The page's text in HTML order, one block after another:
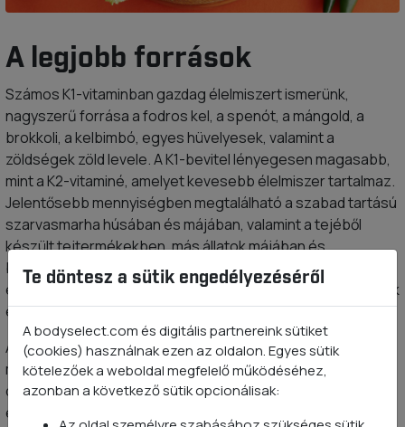
A legjobb források
Számos K1-vitaminban gazdag élelmiszert ismerünk,
nagyszerű forrása a fodros kel, a spenót, a mángold, a
brokkoli, a kelbimbó, egyes hüvelyesek, valamint a
zöldségek zöld levele. A K1-bevitel lényegesen magasabb,
mint a K2-vitaminé, amelyet kevesebb élelmiszer tartalmaz.
Jelentősebb mennyiségben megtalálható a szabad tartású
szarvasmarha húsában és májában, valamint a tejéből
készült tejtermékekben, más állatok májában és
belsőségeiben, a tojásban, továbbá a fermentált
élelmiszerekben – savanyú káposzta, fermentált zöldségek
és szójabab, miso.
A K2-vitamin napi ajánlott mennyisége 120 mg, amelyet mint
más, a szervezet számára kis mennyiségben szükséges,
de nélkülözhetetlenvitaminokat és ásványi anyagokat
elsősorban természetes forrásból javasolt pótolni. Ha nem
Te döntesz a sütik engedélyezéséről
A bodyselect.com és digitális partnereink sütiket
(cookies) használnak ezen az oldalon. Egyes sütik
kötelezőek a weboldal megfelelő működéséhez,
azonban a következő sütik opcionálisak: